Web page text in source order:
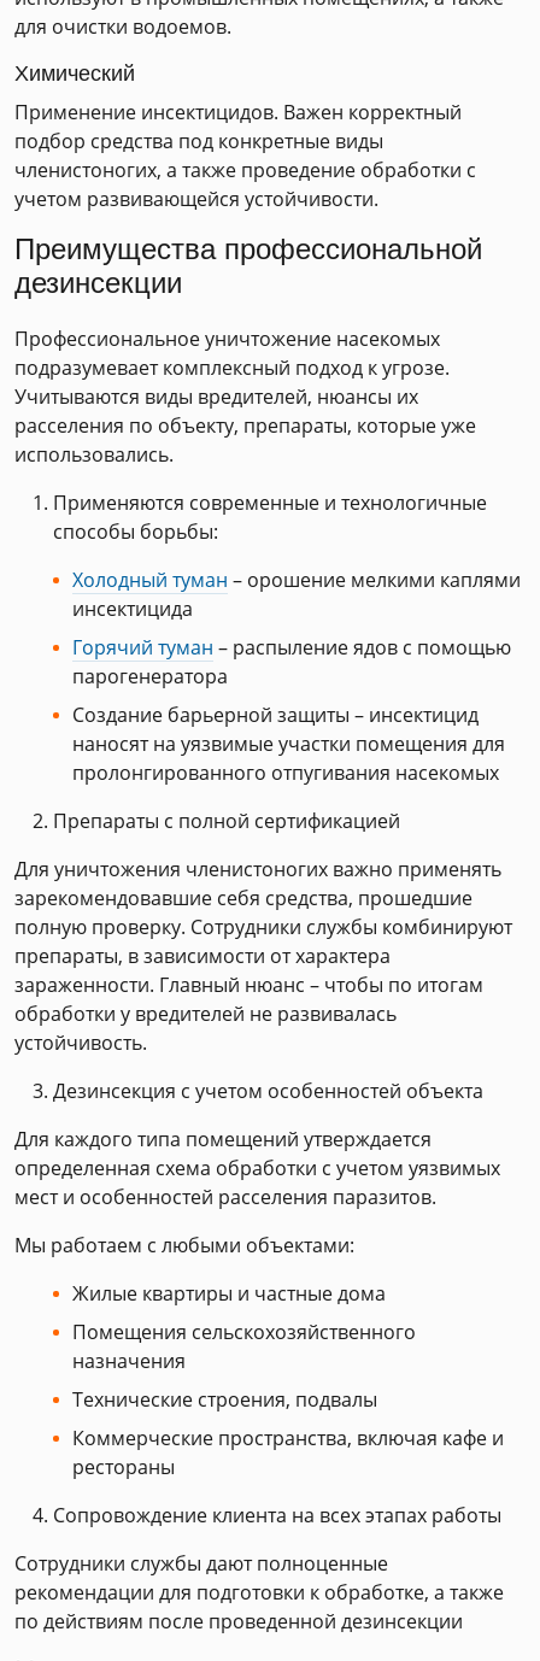
для очистки водоемов.
Химический
Применение инсектицидов. Важен корректный
подбор средства под конкретные виды
членистоногих, а также проведение обработки с
учетом развивающейся устойчивости.
Преимущества профессиональной
дезинсекции
Профессиональное уничтожение насекомых
подразумевает комплексный подход к угрозе.
Учитываются виды вредителей, нюансы их
расселения по объекту, препараты, которые уже
использовались.
Применяются современные и технологичные
способы борьбы:
Холодный туман – орошение мелкими каплями
инсектицида
Горячий туман – распыление ядов с помощью
парогенератора
Создание барьерной защиты – инсектицид
наносят на уязвимые участки помещения для
пролонгированного отпугивания насекомых
Препараты с полной сертификацией
Для уничтожения членистоногих важно применять
зарекомендовавшие себя средства, прошедшие
полную проверку. Сотрудники службы комбинируют
препараты, в зависимости от характера
зараженности. Главный нюанс – чтобы по итогам
обработки у вредителей не развивалась
устойчивость.
Дезинсекция с учетом особенностей объекта
Для каждого типа помещений утверждается
определенная схема обработки с учетом уязвимых
мест и особенностей расселения паразитов.
Мы работаем с любыми объектами:
Жилые квартиры и частные дома
Помещения сельскохозяйственного
назначения
Технические строения, подвалы
Коммерческие пространства, включая кафе и
рестораны
Сопровождение клиента на всех этапах работы
Сотрудники службы дают полноценные
рекомендации для подготовки к обработке, а также
по действиям после проведенной дезинсекции